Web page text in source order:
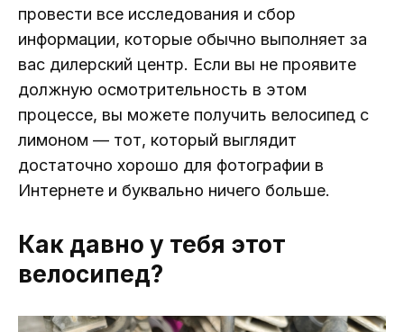
провести все исследования и сбор
информации, которые обычно выполняет за
вас дилерский центр. Если вы не проявите
должную осмотрительность в этом
процессе, вы можете получить велосипед с
лимоном — тот, который выглядит
достаточно хорошо для фотографии в
Интернете и буквально ничего больше.
Как давно у тебя этот
велосипед?